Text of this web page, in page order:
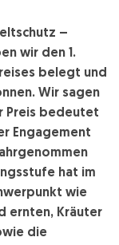
–
wir den 1.
belegt und
Wir sagen
Preis bedeutet
Engagement
hat im
wie
ernten, Kräuter
die